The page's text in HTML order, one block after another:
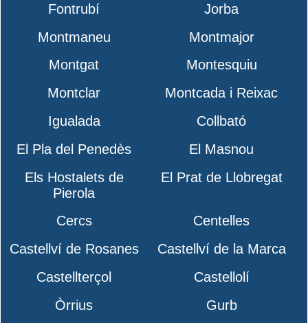
Fontrubí
Jorba
Montmaneu
Montmajor
Montgat
Montesquiu
Montclar
Montcada i Reixac
Igualada
Collbató
El Pla del Penedès
El Masnou
Els Hostalets de
Pierola
El Prat de Llobregat
Cercs
Centelles
Castellví de Rosanes
Castellví de la Marca
Castellterçol
Castellolí
Òrrius
Gurb